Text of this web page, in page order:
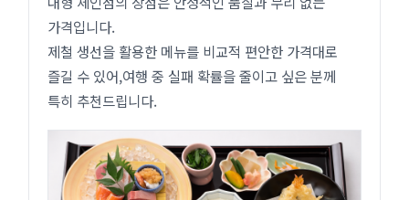
가격입니다.
제철 생선을 활용한 메뉴를 비교적 편안한 가격대로
즐길 수 있어,여행 중 실패 확률을 줄이고 싶은 분께
특히 추천드립니다.